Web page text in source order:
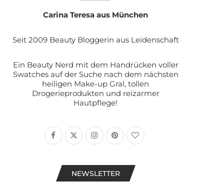
Carina Teresa aus München
Seit 2009 Beauty Bloggerin aus Leidenschaft
Ein Beauty Nerd mit dem Handrücken voller
Swatches auf der Suche nach dem nächsten
heiligen Make-up Gral, tollen
Drogerieprodukten und reizarmer
Hautpflege!
NEWSLETTER